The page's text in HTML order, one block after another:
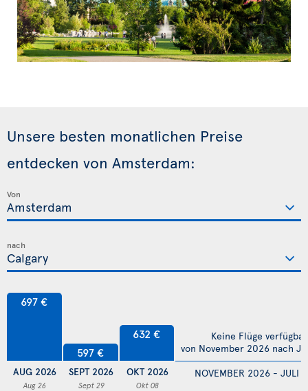
Unsere besten monatlichen Preise
entdecken von Amsterdam:
Von
nach
697 €
AUG 2026
Aug 26
597 €
SEPT 2026
Sept 29
632 €
OKT 2026
Okt 08
NOVEMBER 2026 - JULI
Keine Flüge verfügbar
von November 2026 nach